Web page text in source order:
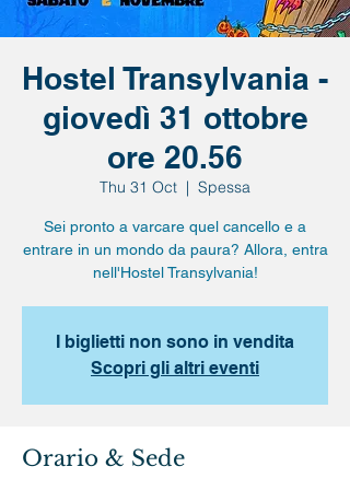
Hostel Transylvania -
giovedì 31 ottobre
ore 20.56
Thu 31 Oct
  |
Spessa
Sei pronto a varcare quel cancello e a
entrare in un mondo da paura? Allora, entra
nell'Hostel Transylvania!
I biglietti non sono in vendita
Scopri gli altri eventi
Orario & Sede